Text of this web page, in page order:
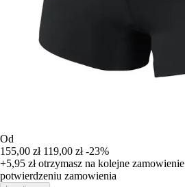
Od
155,00 zł 119,00 zł -23%
+5,95 złotrzymasz na kolejne zamowienie
potwierdzeniu zamowienia